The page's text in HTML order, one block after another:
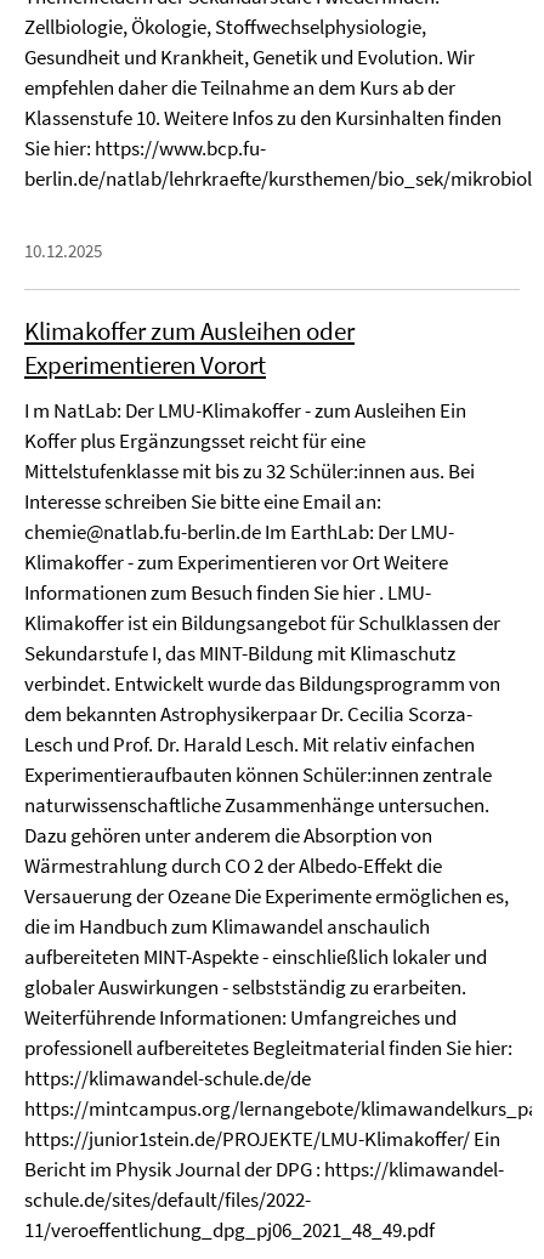
Zellbiologie, Ökologie, Stoffwechselphysiologie,
Gesundheit und Krankheit, Genetik und Evolution. Wir
empfehlen daher die Teilnahme an dem Kurs ab der
Klassenstufe 10. Weitere Infos zu den Kursinhalten finden
Sie hier: https://www.bcp.fu-
berlin.de/natlab/lehrkraefte/kursthemen/bio_sek/
10.12.2025
Klimakoffer zum Ausleihen oder
Experimentieren Vorort
I m NatLab: Der LMU-Klimakoffer - zum Ausleihen Ein
Koffer plus Ergänzungsset reicht für eine
Mittelstufenklasse mit bis zu 32 Schüler:innen aus. Bei
Interesse schreiben Sie bitte eine Email an:
chemie@natlab.fu-berlin.de Im EarthLab: Der LMU-
Klimakoffer - zum Experimentieren vor Ort Weitere
Informationen zum Besuch finden Sie hier . LMU-
Klimakoffer ist ein Bildungsangebot für Schulklassen der
Sekundarstufe I, das MINT-Bildung mit Klimaschutz
verbindet. Entwickelt wurde das Bildungsprogramm von
dem bekannten Astrophysikerpaar Dr. Cecilia Scorza-
Lesch und Prof. Dr. Harald Lesch. Mit relativ einfachen
Experimentieraufbauten können Schüler:innen zentrale
naturwissenschaftliche Zusammenhänge untersuchen.
Dazu gehören unter anderem die Absorption von
Wärmestrahlung durch CO 2 der Albedo-Effekt die
Versauerung der Ozeane Die Experimente ermöglichen es,
die im Handbuch zum Klimawandel anschaulich
aufbereiteten MINT-Aspekte - einschließlich lokaler und
globaler Auswirkungen - selbstständig zu erarbeiten.
Weiterführende Informationen: Umfangreiches und
professionell aufbereitetes Begleitmaterial finden Sie hier:
https://klimawandel-schule.de/de
https://mintcampus.org/lernangebote/
https://junior1stein.de/PROJEKTE/LMU-Klimakoffer/ Ein
Bericht im Physik Journal der DPG : https://klimawandel-
schule.de/sites/default/files/2022-
11/veroeffentlichung_dpg_pj06_2021_48_49.pdf